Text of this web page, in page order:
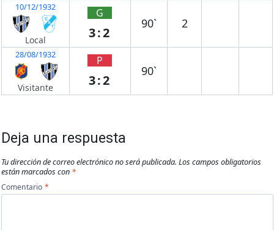
10/12/1932
Local
G
3:2
90` 2
28/08/1932
Visitante
P
3:2
90`
Deja una respuesta
Tu dirección de correo electrónico no será publicada. Los campos obligatorios
están marcados con *
Comentario *